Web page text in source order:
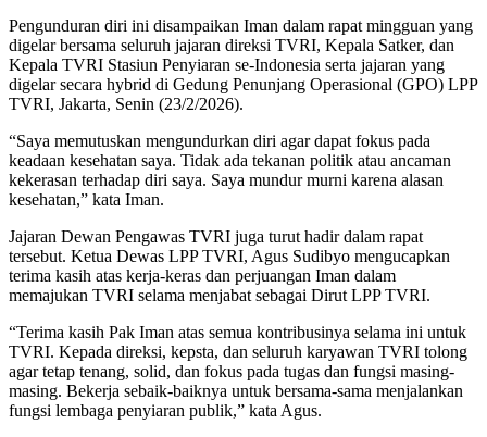
Pengunduran diri ini disampaikan Iman dalam rapat mingguan yang
digelar bersama seluruh jajaran direksi TVRI, Kepala Satker, dan
Kepala TVRI Stasiun Penyiaran se-Indonesia serta jajaran yang
digelar secara hybrid di Gedung Penunjang Operasional (GPO) LPP
TVRI, Jakarta, Senin (23/2/2026).
“Saya memutuskan mengundurkan diri agar dapat fokus pada
keadaan kesehatan saya. Tidak ada tekanan politik atau ancaman
kekerasan terhadap diri saya. Saya mundur murni karena alasan
kesehatan,” kata Iman.
Jajaran Dewan Pengawas TVRI juga turut hadir dalam rapat
tersebut. Ketua Dewas LPP TVRI, Agus Sudibyo mengucapkan
terima kasih atas kerja-keras dan perjuangan Iman dalam
memajukan TVRI selama menjabat sebagai Dirut LPP TVRI.
“Terima kasih Pak Iman atas semua kontribusinya selama ini untuk
TVRI. Kepada direksi, kepsta, dan seluruh karyawan TVRI tolong
agar tetap tenang, solid, dan fokus pada tugas dan fungsi masing-
masing. Bekerja sebaik-baiknya untuk bersama-sama menjalankan
fungsi lembaga penyiaran publik,” kata Agus.